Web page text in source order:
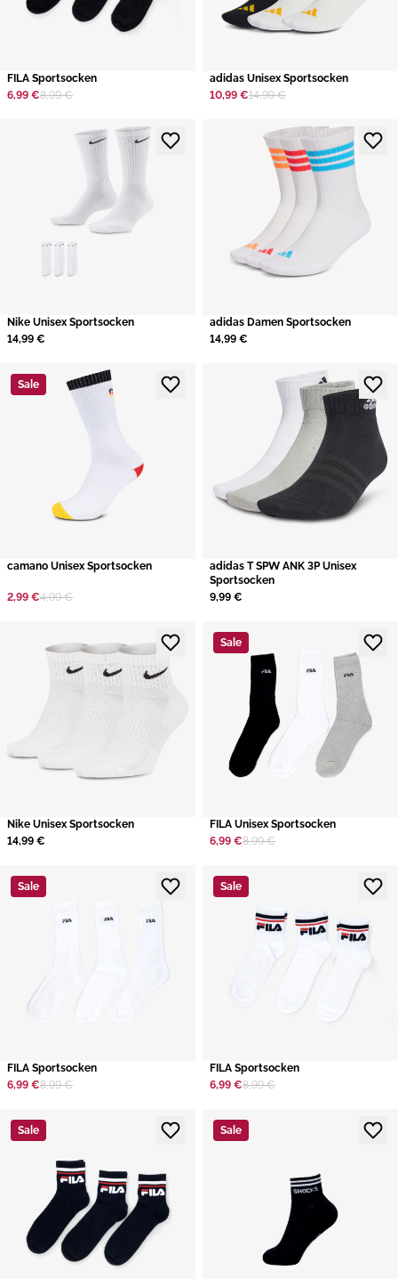
​FILA Sportsocken
6,99 €8,99 €
adidas Unisex Sportsocken
10,99 €14,99 €
Nike Unisex Sportsocken
14,99 €
adidas Damen Sportsocken
14,99 €
Sale
camano Unisex Sportsocken
2,99 €4,99 €
adidas T SPW ANK 3P Unisex
Sportsocken
9,99 €
Nike Unisex Sportsocken
14,99 €
Sale
FILA Unisex Sportsocken
6,99 €8,99 €
Sale
​FILA Sportsocken
6,99 €8,99 €
Sale
​FILA Sportsocken
6,99 €8,99 €
Sale Sale